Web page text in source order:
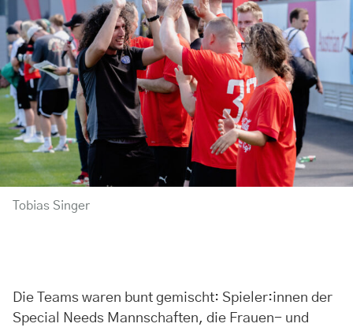
Tobias Singer
Die Teams waren bunt gemischt: Spieler:innen der
Special Needs Mannschaften, die Frauen- und